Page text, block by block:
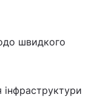
швидкого
інфраструктури